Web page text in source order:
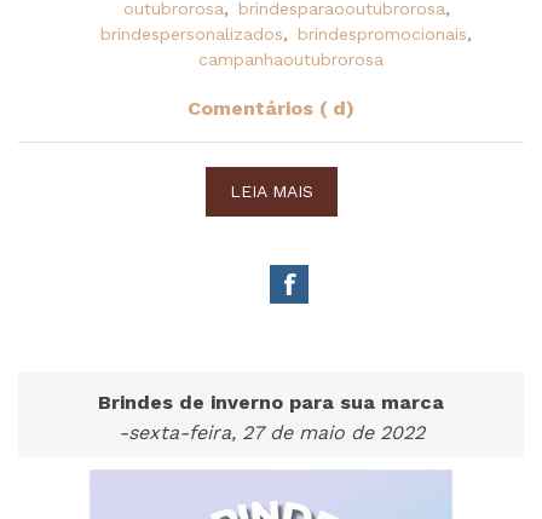
outubrorosa, brindesparaooutubrorosa,
brindespersonalizados, brindespromocionais,
campanhaoutubrorosa
Comentários ( d)
LEIA MAIS
Brindes de inverno para sua marca
-sexta-feira, 27 de maio de 2022